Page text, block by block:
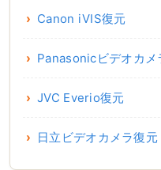
Canon iVIS復元
Panasonicビデオカメ
JVC Everio復元
日立ビデオカメラ復元